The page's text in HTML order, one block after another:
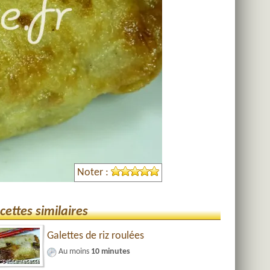
Noter :
similaires
Galettes de riz roulées
Au moins 10 minutes